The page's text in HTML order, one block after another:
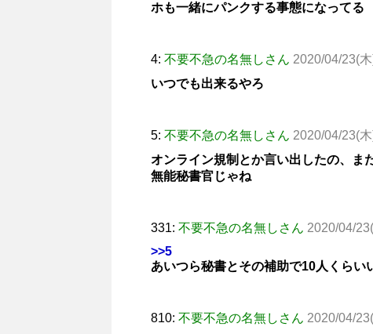
ホも一緒にパンクする事態になってる
4: 不要不急の名無しさん 2020/04/23(
いつでも出来るやろ
5: 不要不急の名無しさん 2020/04/23(
オンライン規制とか言い出したの、ま
無能秘書官じゃね
331: 不要不急の名無しさん 2020/04/
>>5
あいつら秘書とその補助で10人くらい
810: 不要不急の名無しさん 2020/04/